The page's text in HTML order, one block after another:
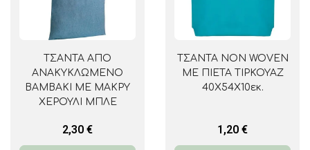
ΤΣΑΝΤΑ ΑΠΟ
ΑΝΑΚΥΚΛΩΜΕΝΟ
ΒΑΜΒΑΚΙ ΜΕ ΜΑΚΡΥ
ΧΕΡΟΥΛΙ ΜΠΛΕ
2,30 €
ΤΣΑΝΤΑ NON WOVEN
ΜΕ ΠΙΕΤΑ ΤΙΡΚΟΥΑΖ
40Χ54Χ10εκ.
1,20 €